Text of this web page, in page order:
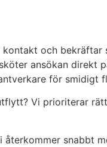
kontakt och bekräftar
ansökan direkt
för smidigt
Vi prioriterar
snabbt